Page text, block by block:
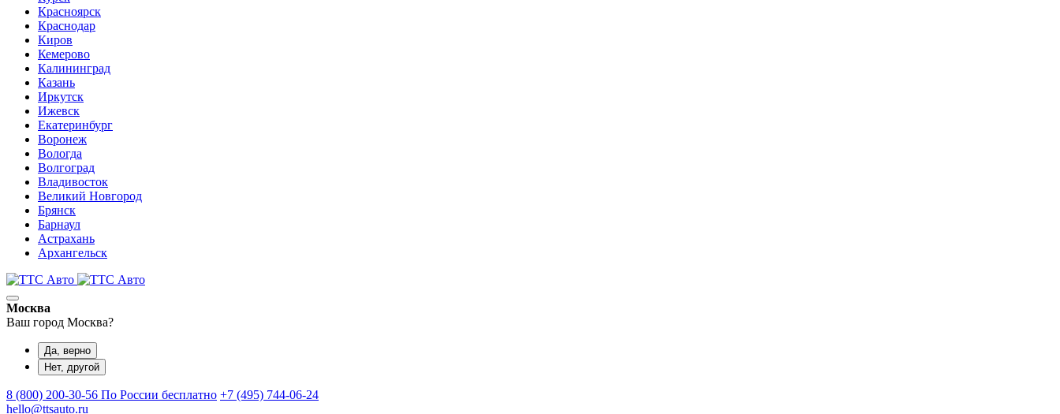
Красноярск
Краснодар
Киров
Кемерово
Калининград
Казань
Иркутск
Ижевск
Екатеринбург
Воронеж
Вологда
Волгоград
Владивосток
Великий Новгород
Брянск
Барнаул
Астрахань
Архангельск
Москва
Ваш город Москва?
Да, верно
Нет, другой
8 (800) 200-30-56 По России бесплатно +7 (495) 744-06-24
hello@ttsauto.ru